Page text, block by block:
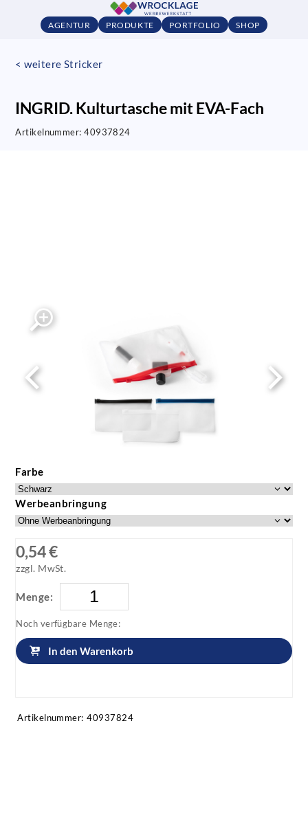
AGENTUR PRODUKTE PORTFOLIO SHOP
< weitere Stricker
INGRID. Kulturtasche mit EVA-Fach
Artikelnummer:40937824
Farbe
Werbeanbringung
0,54 €
zzgl. MwSt.
Menge:
Noch verfügbare Menge:
In den Warenkorb
Artikelnummer: 40937824